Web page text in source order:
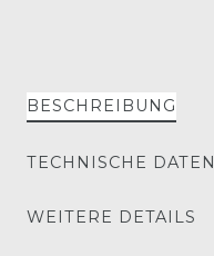
BESCHREIBUNG
TECHNISCHE DATEN
WEITERE DETAILS